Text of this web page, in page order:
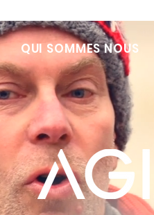
QUI SOMMES NOUS